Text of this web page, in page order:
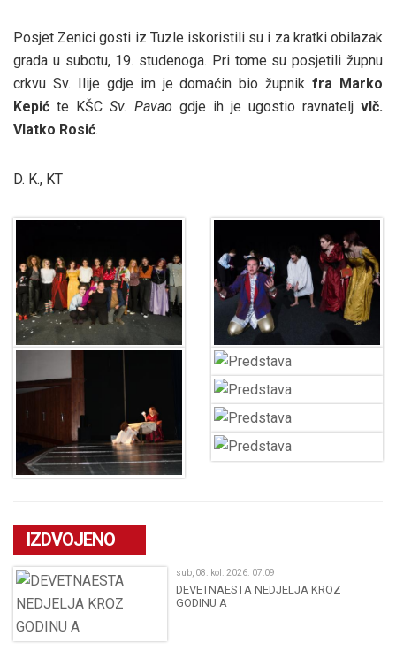
Posjet Zenici gosti iz Tuzle iskoristili su i za kratki obilazak
grada u subotu, 19. studenoga. Pri tome su posjetili župnu
crkvu Sv. Ilije gdje im je domaćin bio župnikfra Marko
Kepić te KŠC Sv. Pavao gdje ih je ugostio ravnatelj vlč.
Vlatko Rosić.
D. K., KT
IZDVOJENO
sub, 08. kol. 2026. 07:09
DEVETNAESTA NEDJELJA KROZ
GODINU A